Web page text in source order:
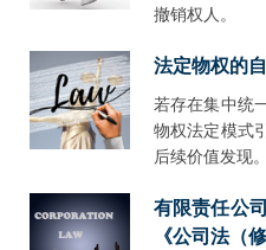
撤销权人。
法定物权的
若存在集中统
物权法定模式
后续价值发现。
有限责任公
《公司法（